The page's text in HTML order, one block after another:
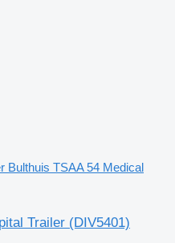
Bulthuis TSAA 54 Medical
Trailer (DIV5401)